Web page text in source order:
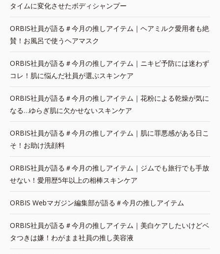
タイムに変化させたボディシャンプー
ORBIS社員が語る＃今月の推しアイテム｜ヘアミルク愛用者も絶
賛！お風呂で使うヘアマスク
ORBIS社員が語る＃今月の推しアイテム｜ニキビ予防には迷わず
コレ！肌に悩んだ社員が選ぶスキンケア
ORBIS社員が語る＃今月の推しアイテム｜花粉による乾燥が気に
なる…ゆらぎ肌に欠かせないスキンケア
ORBIS社員が語る＃今月の推しアイテム｜肌に罪悪感がある日こ
そ！お助け洗顔料
ORBIS社員が語る＃今月の推しアイテム｜ジムでも旅行でも手放
せない！愛用歴5年以上の相棒スキンケア
ORBIS Webマガジン編集部が語る＃今月の推しアイテム
ORBIS社員が語る＃今月の推しアイテム｜美白ケアしたいけどベ
タつきは嫌！わがまま社員の推し美容液